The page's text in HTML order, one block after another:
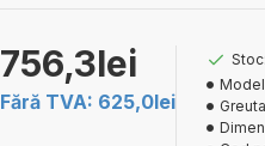
756,3lei
Fără TVA: 625,0lei
Stoc: